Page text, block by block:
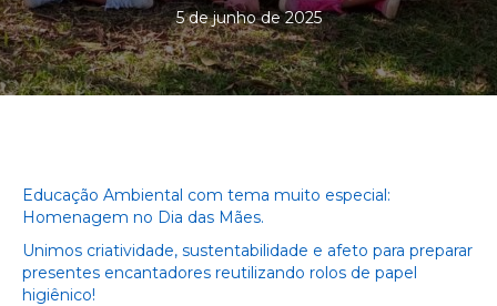
5 de junho de 2025
Educação Ambiental com tema muito especial:
Homenagem no Dia das Mães.
Unimos criatividade, sustentabilidade e afeto para preparar
presentes encantadores reutilizando rolos de papel
higiênico!